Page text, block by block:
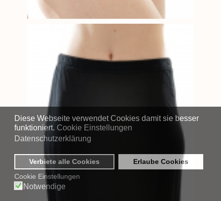
Diese Webseite verwendet Cookies damit sie besser
funktioniert. Cookie Einstellungen
Datenschutzerklärung
Verbiete alle Cookies
Erlaube Cookies
Cookie Einstellungen
Notwendige